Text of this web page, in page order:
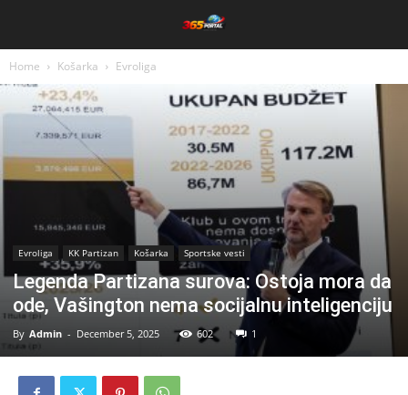
Home Košarka Evroliga
Evroliga KK Partizan Košarka Sportske vesti
Legenda Partizana surova: Ostoja mora da
ode, Vašington nema socijalnu inteligenciju
By Admin - December 5, 2025 602 1